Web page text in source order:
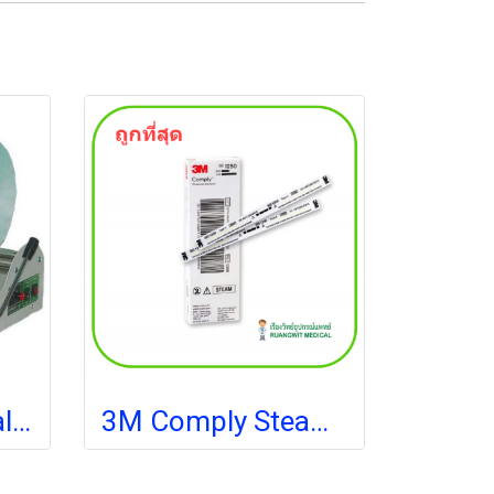
เครื่องซีลซอง Sealer S-35 (ส่งฟรี) (pre-order 2-4 สัปดาห์) 3M Comply Steam Indicator Strips 1250